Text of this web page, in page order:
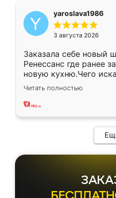
yaroslava1986
3 августа 2026
Заказала себе новый
Ренессанс где ранее
новую кухню.Чего
вполне довольна.
два года, нареканий
Читать полностью